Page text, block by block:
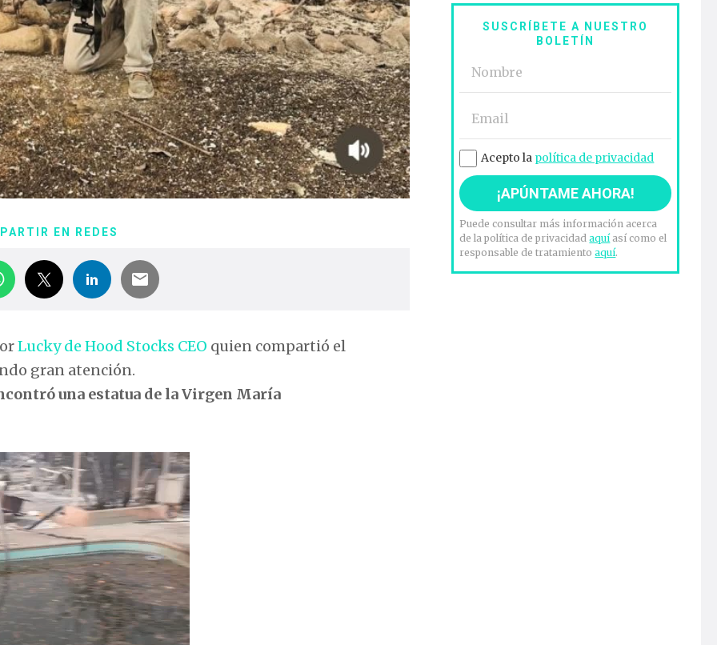
EN REDES
Lucky de Hood Stocks CEO quien compartió el
gran atención.
una estatua de la Virgen María
SUSCRÍBETE A NUESTRO
BOLETÍN
Acepto la política de privacidad
Puede consultar más información acerca
de la política de privacidadaquíasí como el
responsable de tratamientoaquí.